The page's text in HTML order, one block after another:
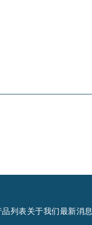
品列表关于我们最新消息